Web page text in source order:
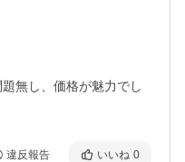
無し、価格が魅力でし
違反報告 いいね 0